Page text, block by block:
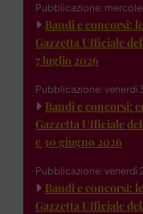
Pubblicazione:
Bandi e concorsi:
Gazzetta Ufficiale
7 luglio 2026
Pubblicazione: venerdì
Bandi e concorsi:
Gazzetta Ufficiale
e 30 giugno 2026
Pubblicazione: venerdì
Bandi e concorsi:
Gazzetta Ufficiale